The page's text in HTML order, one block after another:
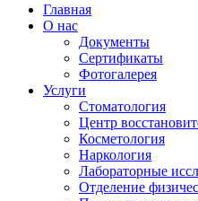
Главная
О нас
Документы
Сертификаты
Фотогалерея
Услуги
Стоматология
Центр
Косметология
Наркология
Лабораторные
Отделение